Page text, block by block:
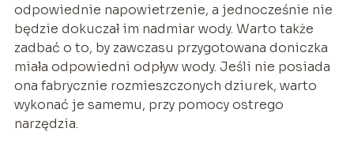
odpowiednie napowietrzenie, a jednocześnie nie
będzie dokuczał im nadmiar wody. Warto także
zadbać o to, by zawczasu przygotowana doniczka
miała odpowiedni odpływ wody. Jeśli nie posiada
ona fabrycznie rozmieszczonych dziurek, warto
wykonać je samemu, przy pomocy ostrego
narzędzia.